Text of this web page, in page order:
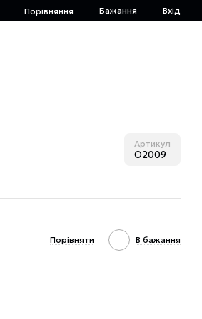
Порівняння Бажання Вхід
Артикул
O2009
Порівняти В бажання